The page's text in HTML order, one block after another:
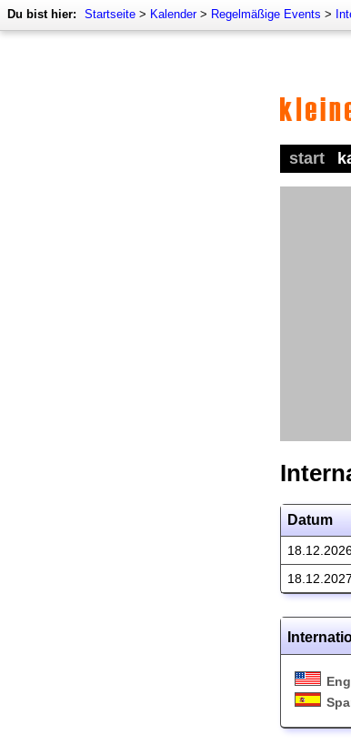
Du bist hier: Startseite > Kalender> Regelmäßige Events >
start
Datum
18.12.2027